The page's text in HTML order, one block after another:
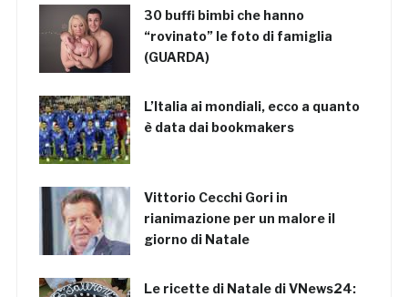
30 buffi bimbi che hanno
“rovinato” le foto di famiglia
(GUARDA)
L’Italia ai mondiali, ecco a quanto
è data dai bookmakers
Vittorio Cecchi Gori in
rianimazione per un malore il
giorno di Natale
Le ricette di Natale di VNews24: